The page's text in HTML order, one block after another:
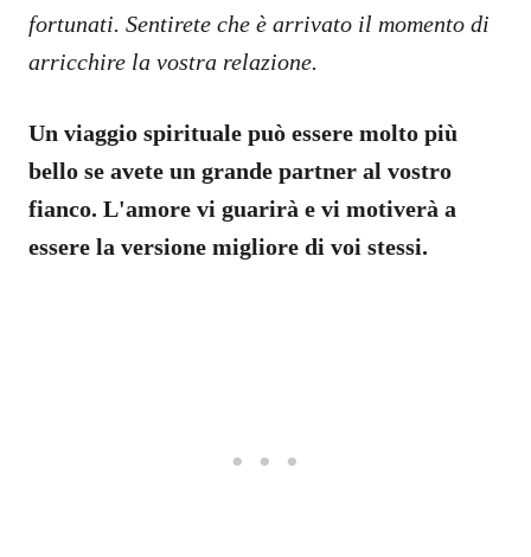
fortunati. Sentirete che è arrivato il momento di
arricchire la vostra relazione.
Un viaggio spirituale può essere molto più
bello se avete un grande partner al vostro
fianco. L'amore vi guarirà e vi motiverà a
essere la versione migliore di voi stessi.